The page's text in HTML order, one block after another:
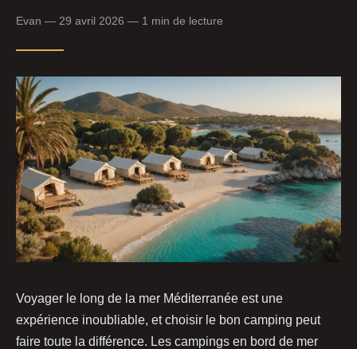
Evan — 29 avril 2026 — 1 min de lecture
Voyager le long de la mer Méditerranée est une
expérience inoubliable, et choisir le bon camping peut
faire toute la différence. Les campings en bord de mer